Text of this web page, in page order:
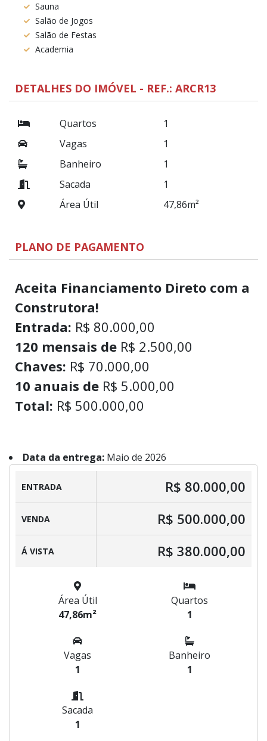
Sauna
Salão de Jogos
Salão de Festas
Academia
DETALHES DO IMÓVEL - REF.: ARCR13
Quartos
1
Vagas
1
Banheiro
1
Sacada
1
Área Útil
47,86m²
PLANO DE PAGAMENTO
Aceita Financiamento Direto com a
Construtora!
Entrada: R$ 80.000,00
120 mensais de R$ 2.500,00
Chaves: R$ 70.000,00
10 anuais de R$ 5.000,00
Total: R$ 500.000,00
Data da entrega: Maio de 2026
ENTRADA R$ 80.000,00
VENDA R$ 500.000,00
Á VISTA R$ 380.000,00
Área Útil
47,86m²
Quartos
1
Vagas
1
Banheiro
1
Sacada
1